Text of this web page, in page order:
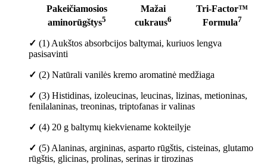
Pakeičiamosios
aminorūgštys5
Mažai
cukraus6
Tri-Factor™
Formula7
✓ (1) Aukštos absorbcijos baltymai, kuriuos lengva
pasisavinti
✓ (2) Natūrali vanilės kremo aromatinė medžiaga
✓ (3) Histidinas, izoleucinas, leucinas, lizinas, metioninas,
fenilalaninas, treoninas, triptofanas ir valinas
✓ (4) 20 g baltymų kiekviename kokteilyje
✓ (5) Alaninas, argininas, asparto rūgštis, cisteinas, glutamo
rūgštis, glicinas, prolinas, serinas ir tirozinas